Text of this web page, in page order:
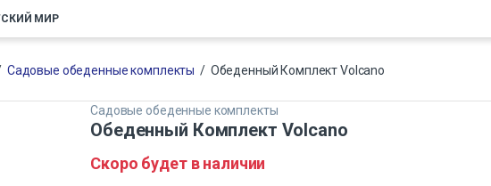
МИР
Садовые обеденные комплекты / Обеденный Комплект Volcano
Садовые обеденные комплекты
Обеденный Комплект Volcano
Скоро будет в наличии